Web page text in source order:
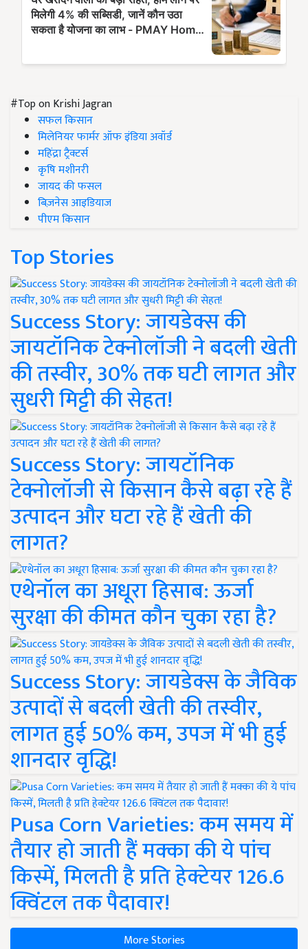
#Top on Krishi Jagran
सफल किसान
मिलेनियर फार्मर ऑफ इंडिया अवॉर्ड
महिंद्रा ट्रैक्टर्स
कृषि मशीनरी
जायद की फसल
बिज़नेस आइडियाज
पीएम किसान
Top Stories
Success Story: जायडेक्स की
जायटॉनिक टेक्नोलॉजी ने बदली खेती
की तस्वीर, 30% तक घटी लागत और
सुधरी मिट्टी की सेहत!
Success Story: जायटॉनिक
टेक्नोलॉजी से किसान कैसे बढ़ा रहे हैं
उत्पादन और घटा रहे हैं खेती की
लागत?
एथेनॉल का अधूरा हिसाब: ऊर्जा
सुरक्षा की कीमत कौन चुका रहा है?
Success Story: जायडेक्स के जैविक
उत्पादों से बदली खेती की तस्वीर,
लागत हुई 50% कम, उपज में भी हुई
शानदार वृद्धि!
Pusa Corn Varieties: कम समय में
तैयार हो जाती हैं मक्का की ये पांच
किस्में, मिलती है प्रति हेक्टेयर 126.6
क्विंटल तक पैदावार!
More Stories